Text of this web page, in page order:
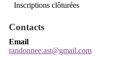
Inscriptions clôturées
Contacts
Email
randonnee.ast@gmail.com